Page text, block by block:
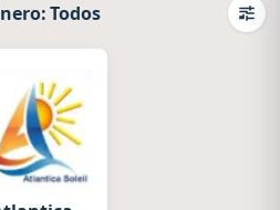
Todos